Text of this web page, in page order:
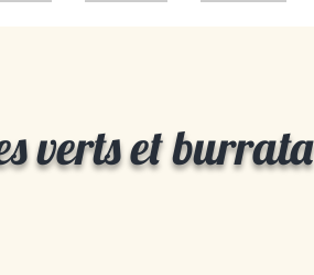
verts et burrata